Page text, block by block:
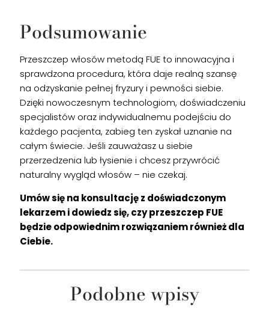
Podsumowanie
Przeszczep włosów metodą FUE to innowacyjna i
sprawdzona procedura, która daje realną szansę
na odzyskanie pełnej fryzury i pewności siebie.
Dzięki nowoczesnym technologiom, doświadczeniu
specjalistów oraz indywidualnemu podejściu do
każdego pacjenta, zabieg ten zyskał uznanie na
całym świecie. Jeśli zauważasz u siebie
przerzedzenia lub łysienie i chcesz przywrócić
naturalny wygląd włosów – nie czekaj.
Umów się na konsultację z doświadczonym
lekarzem i dowiedz się, czy przeszczep FUE
będzie odpowiednim rozwiązaniem również dla
Ciebie.
Podobne wpisy